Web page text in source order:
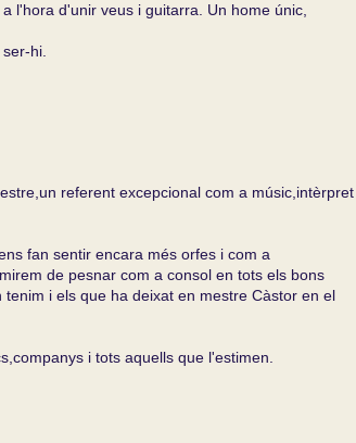
l'hora d'unir veus i guitarra. Un home únic,
hi.
referent excepcional com a músic,intèrpret
fan sentir encara més orfes i com a
de pesnar com a consol en tots els bons
i els que ha deixat en mestre Càstor en el
i tots aquells que l'estimen.